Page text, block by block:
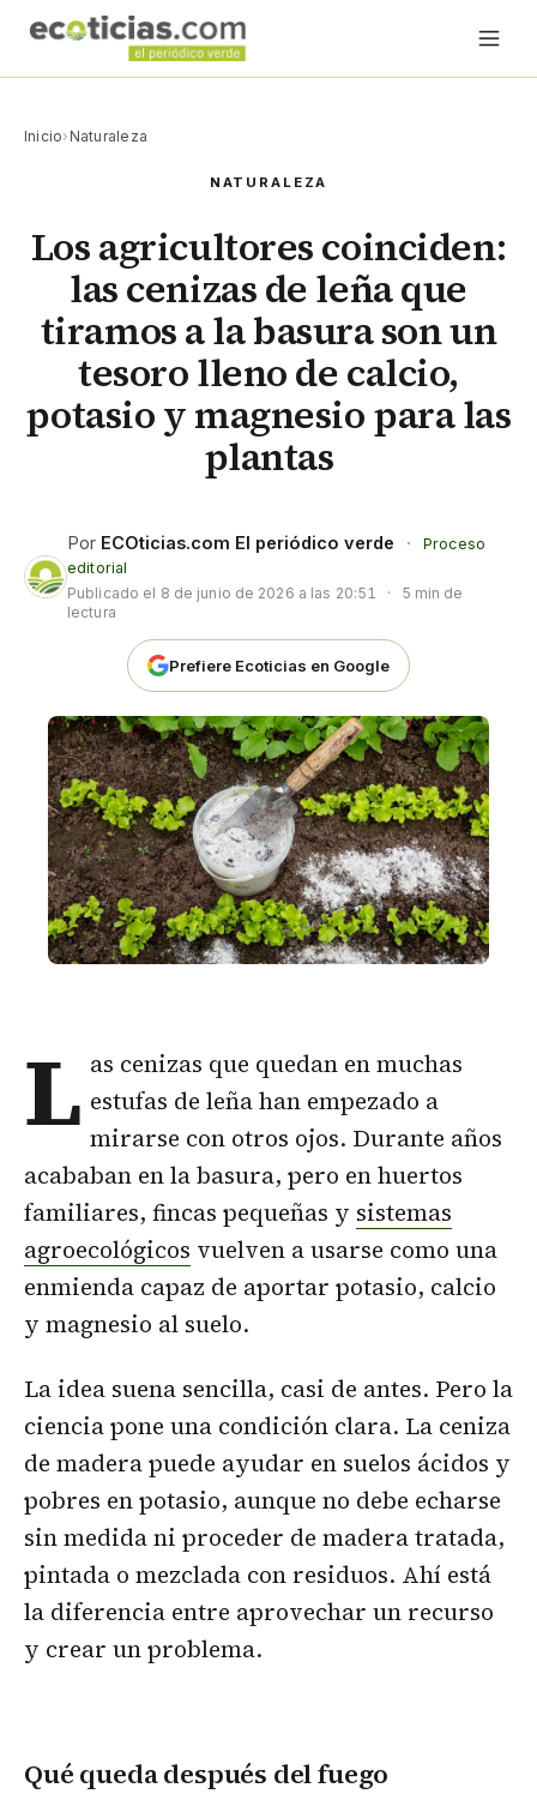
Inicio› Naturaleza
NATURALEZA
Los agricultores coinciden:
las cenizas de leña que
tiramos a la basura son un
tesoro lleno de calcio,
potasio y magnesio para las
plantas
Por ECOticias.com El periódico verde ·
Proceso
editorial
Publicado el 8 de junio de 2026 a las 20:51 ·
5 min de
lectura
Prefiere Ecoticias en Google
L as cenizas que quedan en muchas
estufas de leña han empezado a
mirarse con otros ojos. Durante años
acababan en la basura, pero en huertos
familiares, fincas pequeñas y sistemas
agroecológicos vuelven a usarse como una
enmienda capaz de aportar potasio, calcio
y magnesio al suelo.
La idea suena sencilla, casi de antes. Pero la
ciencia pone una condición clara. La ceniza
de madera puede ayudar en suelos ácidos y
pobres en potasio, aunque no debe echarse
sin medida ni proceder de madera tratada,
pintada o mezclada con residuos. Ahí está
la diferencia entre aprovechar un recurso
y crear un problema.
Qué queda después del fuego